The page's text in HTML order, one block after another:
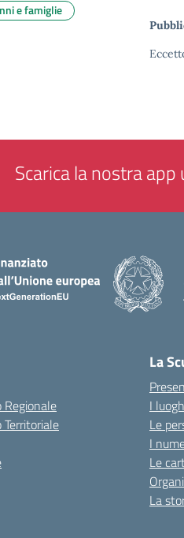
e famiglie
Scarica la nostra app
Regionale
Territoriale
La
I
Le
I
Le
La